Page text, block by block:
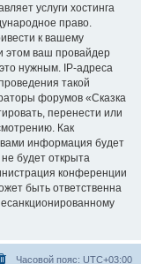
услуги хостинга
право.
к вашему
этом ваш провайдер
нужным. IP-адреса
такой
форумов «Сказка
перенести или
Как
вами информация будет
будет открыта
конференции
быть ответственна
Часовой пояс: UTC+03:00